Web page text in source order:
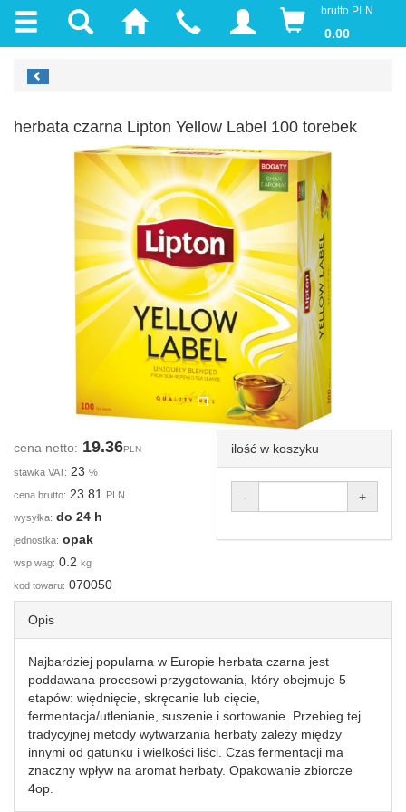
brutto PLN
0.00
herbata czarna Lipton Yellow Label 100 torebek
cena netto: 19.36PLN
stawka VAT: 23 %
cena brutto: 23.81 PLN
wysyłka: do 24 h
jednostka: opak
wsp wag: 0.2 kg
kod towaru: 070050
ilość w koszyku
- +
Opis
Najbardziej popularna w Europie herbata czarna jest
poddawana procesowi przygotowania, który obejmuje 5
etapów: więdnięcie, skręcanie lub cięcie,
fermentacja/utlenianie, suszenie i sortowanie. Przebieg tej
tradycyjnej metody wytwarzania herbaty zależy między
innymi od gatunku i wielkości liści. Czas fermentacji ma
znaczny wpływ na aromat herbaty. Opakowanie zbiorcze
4op.